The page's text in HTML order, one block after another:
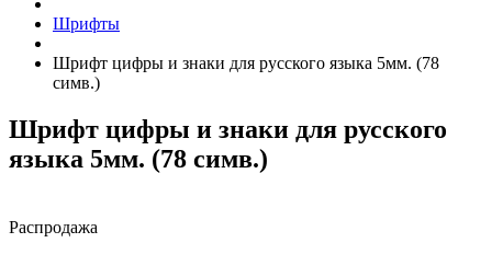
Шрифты
Шрифт цифры и знаки для русского языка 5мм. (78
симв.)
Шрифт цифры и знаки для русского
языка 5мм. (78 симв.)
Распродажа